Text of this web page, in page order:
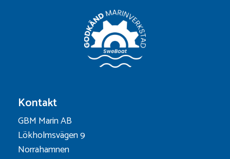
Kontakt
GBM Marin AB
Lökholmsvägen 9
Norrahamnen